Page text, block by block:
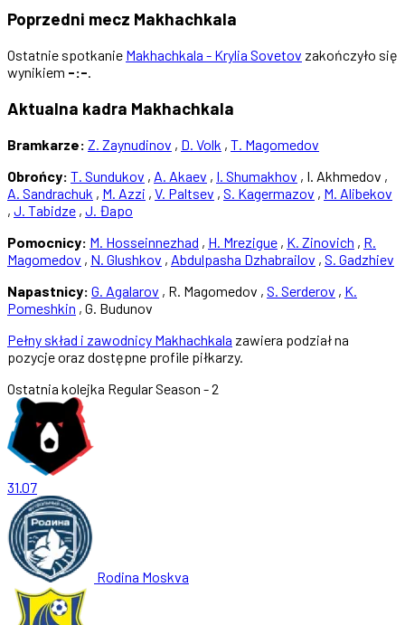
Poprzedni mecz Makhachkala
Ostatnie spotkanie Makhachkala - Krylia Sovetov zakończyło się
wynikiem -:-.
Aktualna kadra Makhachkala
Bramkarze: Z. Zaynudinov , D. Volk , T. Magomedov
Obrońcy: T. Sundukov , A. Akaev , I. Shumakhov , I. Akhmedov ,
A. Sandrachuk , M. Azzi , V. Paltsev , S. Kagermazov , M. Alibekov
, J. Tabidze , J. Đapo
Pomocnicy: M. Hosseinnezhad , H. Mrezigue , K. Zinovich , R.
Magomedov , N. Glushkov , Abdulpasha Dzhabrailov , S. Gadzhiev
Napastnicy: G. Agalarov , R. Magomedov , S. Serderov , K.
Pomeshkin , G. Budunov
Pełny skład i zawodnicy Makhachkala zawiera podział na
pozycje oraz dostępne profile piłkarzy.
Ostatnia kolejka Regular Season - 2
31.07
Rodina Moskva